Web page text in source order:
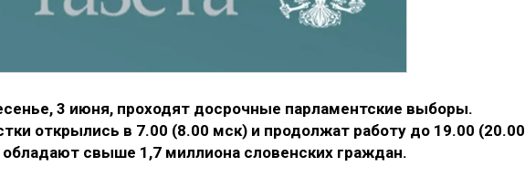
3 июня, проходят досрочные парламентские выборы.
открылись в 7.00 (8.00 мск) и продолжат работу до 19.00 (20.00
обладают свыше 1,7 миллиона словенских граждан.